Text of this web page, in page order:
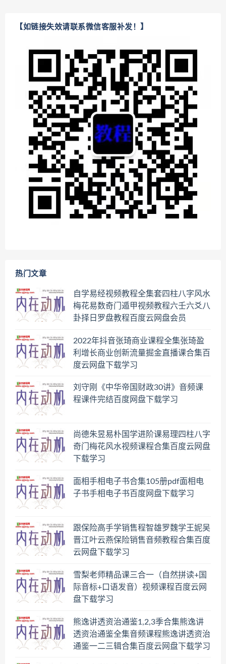
【如链接失效请联系微信客服补发！】
热门文章
自学易经视频教程全集套四柱八字风水
梅花易数奇门遁甲视频教程六壬六爻八
卦择日罗盘教程百度云网盘会员
2022年抖音张琦商业课程全集张琦盈
利增长商业创新流量掘金直播课合集百
度云网盘下载学习
刘守刚《中华帝国财政30讲》音频课
程课件完结百度网盘下载学习
尚德朱昱易朴国学进阶课易理四柱八字
奇门梅花风水视频课程合集百度云网盘
下载学习
面相手相电子书合集105册pdf面相电
子书手相电子书百度网盘下载学习
跟保险高手学销售程智雄罗魏学王妮吴
晋江叶云燕保险销售音频教程合集百度
云网盘下载学习
雪梨老师精品课三合一（自然拼读+国
际音标+口语发音）视频课程百度云网
盘下载学习
熊逸讲透资治通鉴1,2,3季合集熊逸讲
透资治通鉴全集音频课程熊逸讲透资治
通鉴一二三辑合集百度云网盘下载学习